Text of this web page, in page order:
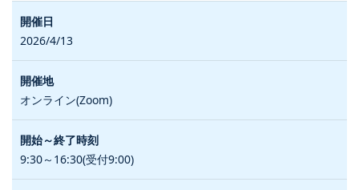
2026/4/13
オンライン(Zoom)
9:30～16:30(受付9:00)